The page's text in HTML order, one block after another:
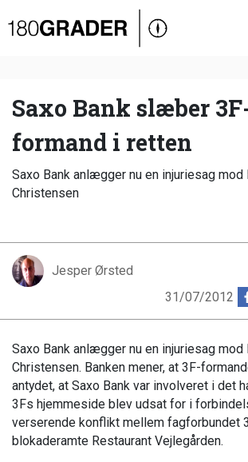
Oversigt
Debat
Video
Podcast
Saxo Bank slæber
formand i retten
Saxo Bank anlægger nu en injuriesag mod
Christensen
Jesper Ørsted
31/07/2012
Saxo Bank anlægger nu en injuriesag mod
Christensen. Banken mener, at 3F-
antydet, at Saxo Bank var involveret i det
3Fs hjemmeside blev udsat for i
verserende konflikt mellem fagforbundet
blokaderamte Restaurant Vejlegården.